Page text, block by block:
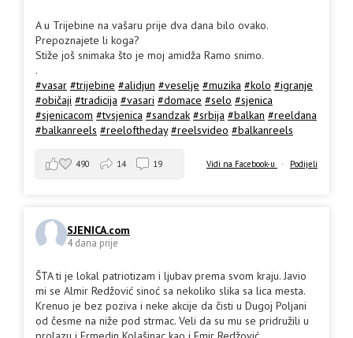
A u Trijebine na vašaru prije dva dana bilo ovako.
Prepoznajete li koga?
Stiže još snimaka što je moj amidža Ramo snimo.
.
#vasar #trijebine #alidjun #veselje #muzika #kolo #igranje
#običaji #tradicija #vasari #domace #selo #sjenica
#sjenicacom #tvsjenica #sandzak #srbija #balkan #reeldana
#balkanreels #reeloftheday #reelsvideo #balkanreels
Vidi na Facebook-u · Podijeli
490 14 19
SJENICA.com
4 dana prije
ŠTA ti je lokal patriotizam i ljubav prema svom kraju. Javio
mi se Almir Redžović sinoć sa nekoliko slika sa lica mesta.
Krenuo je bez poziva i neke akcije da čisti u Dugoj Poljani
od česme na niže pod strmac. Veli da su mu se pridružili u